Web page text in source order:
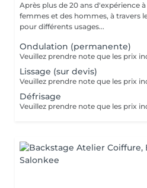
Après plus de 20 ans d'expérience
femmes et des hommes, à travers
pour différents usages...
Ondulation (permanente)
Lissage (sur devis)
Défrisage